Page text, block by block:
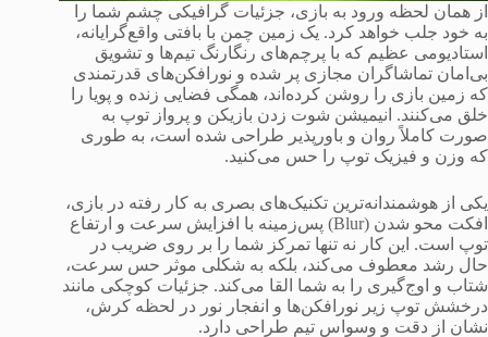
از همان لحظه ورود به بازی، جزئیات گرافیکی چشم شما را
به خود جلب خواهد کرد. یک زمین چمن با بافتی واقع‌گرایانه،
استادیومی عظیم که با پرچم‌های رنگارنگ تیم‌ها و تشویق
بی‌امان تماشاگران مجازی پر شده و نورافکن‌های قدرتمندی
که زمین بازی را روشن کرده‌اند، همگی فضایی زنده و پویا را
خلق می‌کنند. انیمیشن شوت زدن بازیکن و پرواز توپ به
صورت کاملاً روان و باورپذیر طراحی شده است، به طوری
که وزن و فیزیک توپ را حس می‌کنید.
یکی از هوشمندانه‌ترین تکنیک‌های بصری به کار رفته در بازی،
افکت محو شدن (Blur) پس‌زمینه با افزایش سرعت و ارتفاع
توپ است. این کار نه تنها تمرکز شما را بر روی ضریب در
حال رشد معطوف می‌کند، بلکه به شکلی موثر حس سرعت،
شتاب و اوج‌گیری را به شما القا می‌کند. جزئیات کوچکی مانند
درخشش توپ زیر نورافکن‌ها و انفجار نور در لحظه کرش،
نشان از دقت و وسواس تیم طراحی دارد.